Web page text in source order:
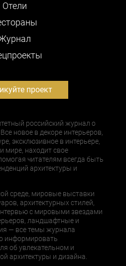
Отели
проект
российский журнал о
новое в декоре интерьеров,
эксклюзивное в интерьере,
мире, находит свое
читателям всегда быть
архитектуры и
среде, мировые выставки
архитектурных стилей,
с мировыми звездами
ландшафтные и
— все темы журнала
информировать
об увлекательном и
архитектуры и дизайна.